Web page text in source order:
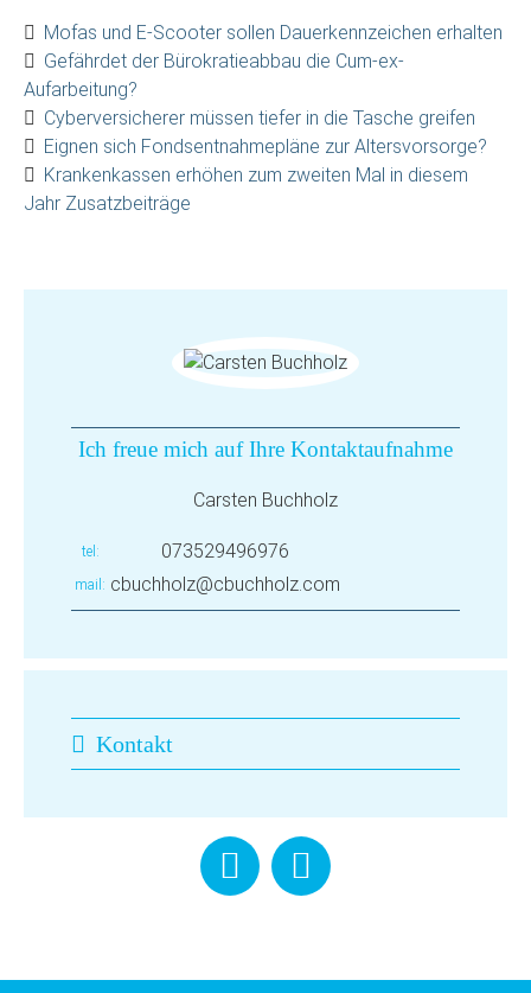
Mofas und E-Scooter sollen Dauerkennzeichen erhalten
Gefährdet der Bürokratieabbau die Cum-ex-
Aufarbeitung?
Cyberversicherer müssen tiefer in die Tasche greifen
Eignen sich Fondsentnahmepläne zur Altersvorsorge?
Krankenkassen erhöhen zum zweiten Mal in diesem
Jahr Zusatzbeiträge
Ich freue mich auf Ihre Kontaktaufnahme
Carsten Buchholz
tel 073529496976
mail cbuchholz@cbuchholz.com
Kontakt